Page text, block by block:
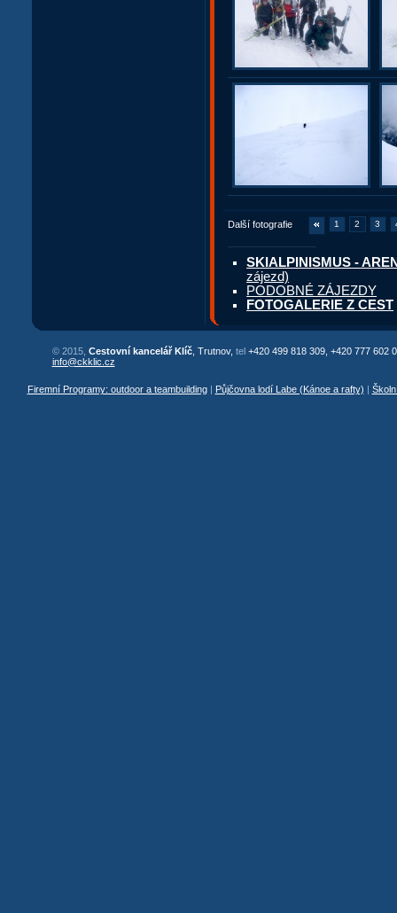
Další fotografie 1 2 3
SKIALPINISMUS -
zájezd)
PODOBNÉ ZÁJEZDY
FOTOGALERIE Z CEST
© 2015, Cestovní kancelář Klíč, Trutnov, tel +420 499 818 309, +420 777 602
info@ckklic.cz
Firemní Programy: outdoor a teambuilding| Půjčovna lodí Labe (Kánoe a rafty)